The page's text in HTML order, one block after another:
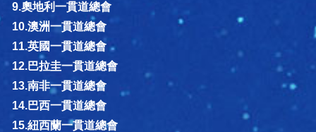
9.奧地利一貫道總會
10.澳洲一貫道總會
11.英國一貫道總會
12.巴拉圭一貫道總會
13.南非一貫道總會
14.巴西一貫道總會
15.紐西蘭一貫道總會